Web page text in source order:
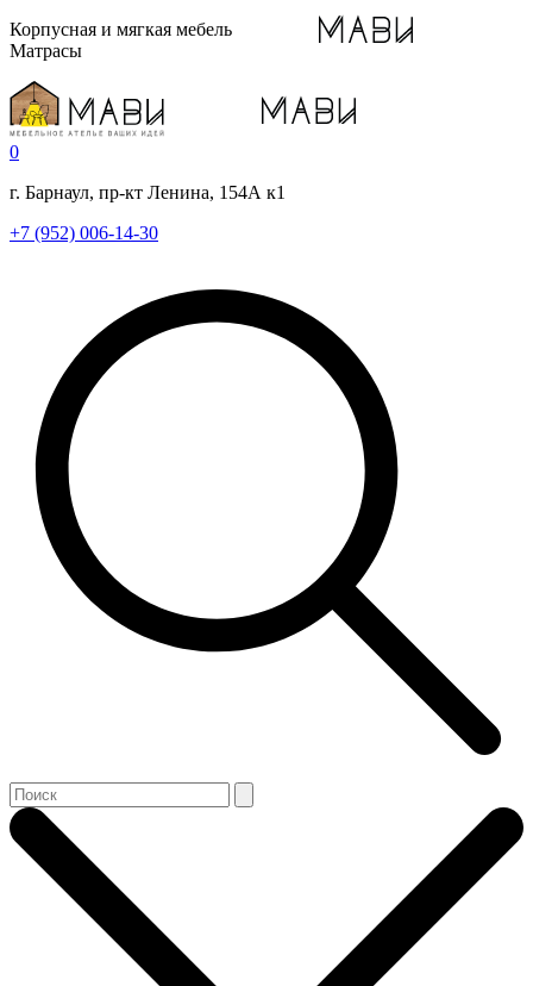
Корпусная и мягкая мебель
Матрасы
0
г. Барнаул, пр-кт Ленина, 154А к1
+7 (952) 006-14-30